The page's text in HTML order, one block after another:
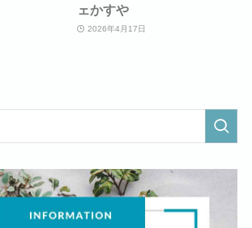
ェかすや
2026年4月17日